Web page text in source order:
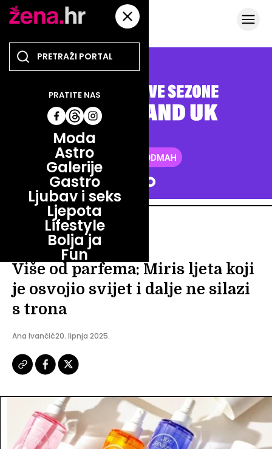
Moda
Astro
Galerije
Gastro
Ljubav i seks
Ljepota
Lifestyle
Bolja ja
Fun
PRATITE NAS
LJEPOTA
NEODOLJIVI I SLATKI
Više od parfema: Miris ljeta koji
je osvojio svijet i dalje ne silazi
s trona
Ana Ivančić20. lipnja 2025.